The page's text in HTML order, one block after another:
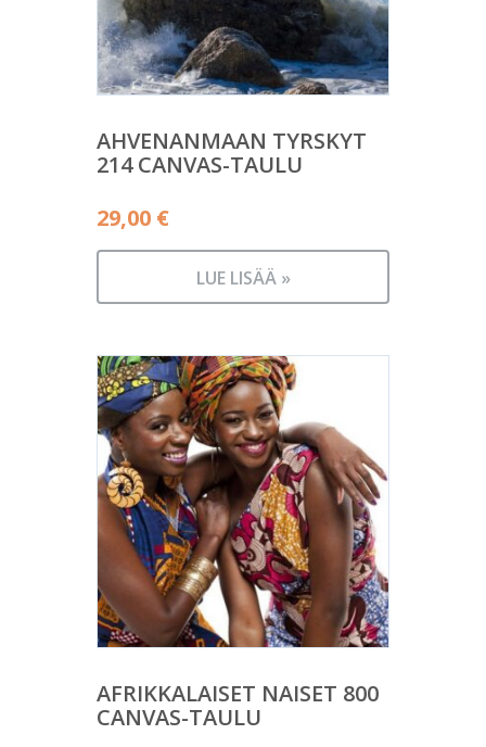
AHVENANMAAN TYRSKYT
214 CANVAS-TAULU
29,00 €
LUE LISÄÄ »
AFRIKKALAISET NAISET 800
CANVAS-TAULU